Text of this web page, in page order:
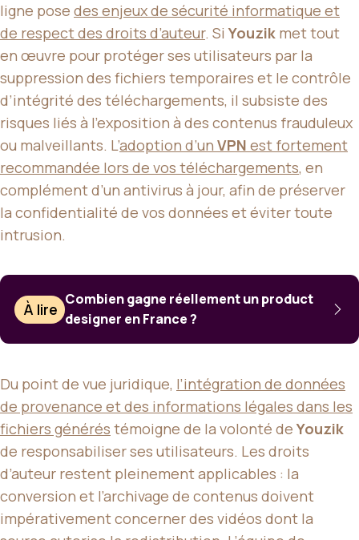
ligne pose des enjeux de sécurité informatique et
de respect des droits d’auteur. Si Youzik met tout
en œuvre pour protéger ses utilisateurs par la
suppression des fichiers temporaires et le contrôle
d’intégrité des téléchargements, il subsiste des
risques liés à l’exposition à des contenus frauduleux
ou malveillants. L’adoption d’un VPN est fortement
recommandée lors de vos téléchargements, en
complément d’un antivirus à jour, afin de préserver
la confidentialité de vos données et éviter toute
intrusion.
À lire
Combien gagne réellement un product
designer en France ?
Du point de vue juridique, l’intégration de données
de provenance et des informations légales dans les
fichiers générés témoigne de la volonté de Youzik
de responsabiliser ses utilisateurs. Les droits
d’auteur restent pleinement applicables : la
conversion et l’archivage de contenus doivent
impérativement concerner des vidéos dont la